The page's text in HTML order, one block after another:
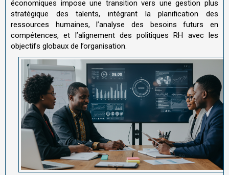
économiques impose une transition vers une gestion plus
stratégique des talents, intégrant la planification des
ressources humaines, l’analyse des besoins futurs en
compétences, et l’alignement des politiques RH avec les
objectifs globaux de l’organisation.